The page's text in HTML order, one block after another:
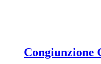
Congiunzione